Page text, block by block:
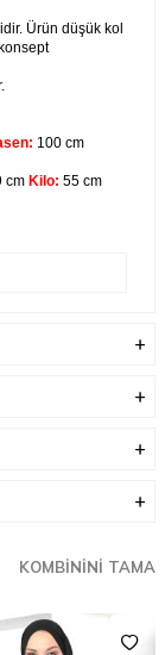
Ürün düşük kol
100 cm
cm Kilo: 55 cm
KOMBININI